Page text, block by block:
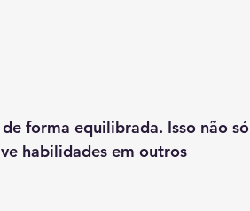
forma equilibrada. Isso não só
habilidades em outros